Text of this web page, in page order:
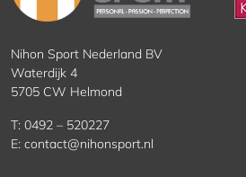
Nihon Sport Nederland BV
Waterdijk 4
5705 CW Helmond
T: 0492 – 520227
E: contact@nihonsport.nl